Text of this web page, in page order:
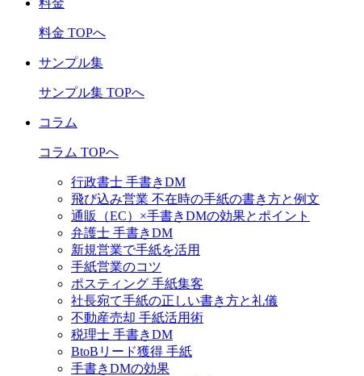
料金
料金 TOPへ
サンプル集
サンプル集 TOPへ
コラム
コラム TOPへ
行政書士 手書きDM
飛び込み営業 不在時の手紙の書き方と例文
通販（EC）×手書きDMの効果とポイント
弁護士 手書きDM
新規営業で手紙を活用
手紙営業のコツ
ポスティング 手紙集客
社長宛て手紙の正しい書き方と礼儀
不動産売却 手紙活用術
税理士 手書きDM
BtoBリード獲得 手紙
手書きDMの効果